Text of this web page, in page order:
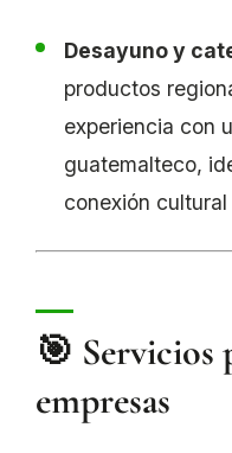
Desayuno y
productos
experiencia con
guatemalteco,
conexión
🎯 Servicios
empresas